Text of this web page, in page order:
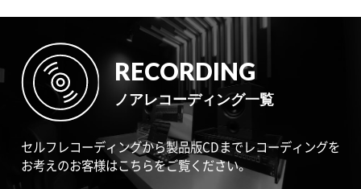
RECORDING
ノアレコーディング一覧
セルフレコーディングから製品版CDまでレコーディングを
お考えのお客様はこちらをご覧ください。